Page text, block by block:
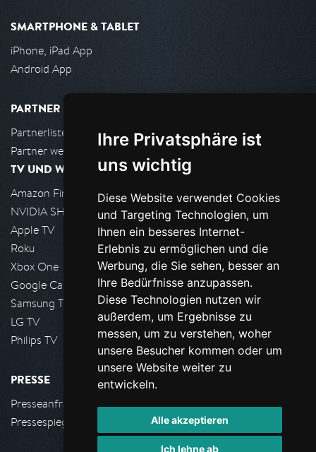
Ihre Privatsphäre ist
uns wichtig
Diese Website verwendet Cookies
und Targeting Technologien, um
Ihnen ein besseres Internet-
Erlebnis zu ermöglichen und die
Werbung, die Sie sehen, besser an
Ihre Bedürfnisse anzupassen.
Diese Technologien nutzen wir
außerdem, um Ergebnisse zu
messen, um zu verstehen, woher
unsere Besucher kommen oder um
unsere Website weiter zu
entwickeln.
Alle akzeptieren
Ich lehne ab
SMARTPHONE & TABLET
iPhone, iPad App
Android App
PARTNER
Partnerliste
Partner werden
TV UND WOHNZIMMER
Amazon FireTV
NVIDIA SHIELD, Google TV
Apple TV
Roku
Xbox One
Google Cast
Samsung TV
LG TV
Philips TV
PRESSE
Presseanfrage stellen
Pressespiegel